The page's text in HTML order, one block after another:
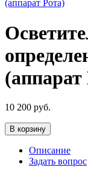
(аппарат
10 200 руб.
В корзину
Описание
Задать вопрос